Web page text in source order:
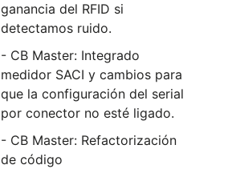
ganancia del RFID si
detectamos ruido.
- CB Master: Integrado
medidor SACI y cambios para
que la configuración del serial
por conector no esté ligado.
- CB Master: Refactorización
de código